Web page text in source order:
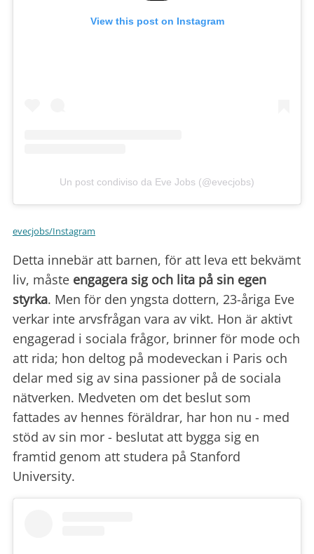
View this post on Instagram
Un post condiviso da Eve Jobs (@evecjobs)
evecjobs/Instagram
Detta innebär att barnen, för att leva ett bekvämt
liv, måste engagera sig och lita på sin egen
styrka. Men för den yngsta dottern, 23-åriga Eve
verkar inte arvsfrågan vara av vikt. Hon är aktivt
engagerad i sociala frågor, brinner för mode och
att rida; hon deltog på modeveckan i Paris och
delar med sig av sina passioner på de sociala
nätverken. Medveten om det beslut som
fattades av hennes föräldrar, har hon nu - med
stöd av sin mor - beslutat att bygga sig en
framtid genom att studera på Stanford
University.